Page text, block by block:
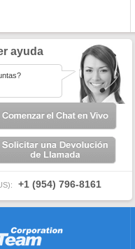
ayuda
+1 (954) 796-8161